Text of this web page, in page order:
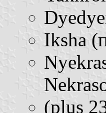
Iksha
(plus